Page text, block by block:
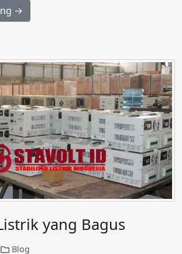
→
yang Bagus
Blog